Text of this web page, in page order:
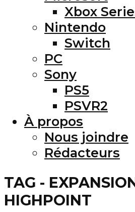
Xbox
Nintendo
Switch
PC
Sony
PS5
PSVR2
À propos
Nous joindre
Rédacteurs
TAG -
HIGHPOINT